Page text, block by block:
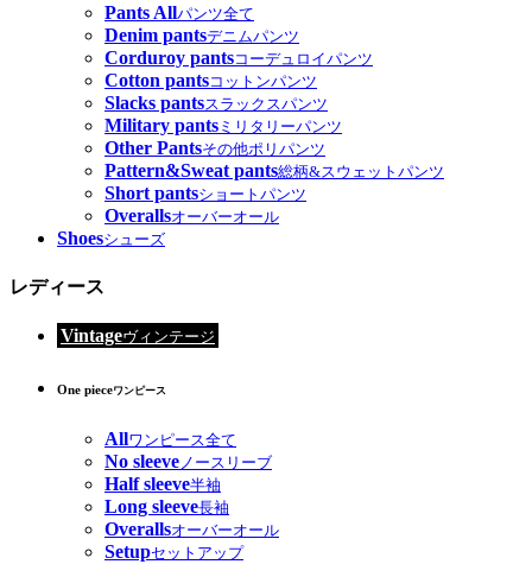
Pants Allパンツ全て
Denim pantsデニムパンツ
Corduroy pantsコーデュロイパンツ
Cotton pantsコットンパンツ
Slacks pantsスラックスパンツ
Military pants ミリタリーパンツ
Other Pantsその他ポリパンツ
Pattern&Sweat pants総柄&スウェットパンツ
Short pantsショートパンツ
Overallsオーバーオール
Shoesシューズ
レディース
Vintageヴィンテージ
One pieceワンピース
Allワンピース全て
No sleeveノースリーブ
Half sleeve半袖
Long sleeve長袖
Overallsオーバーオール
Setupセットアップ